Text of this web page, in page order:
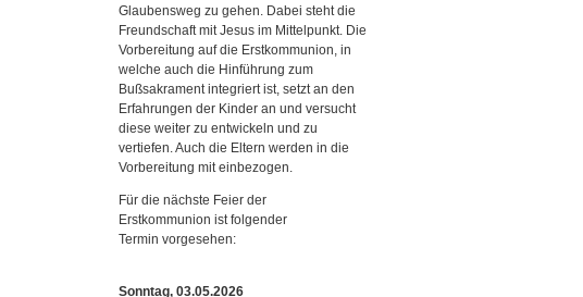
Glaubensweg zu gehen. Dabei steht die
Freundschaft mit Jesus im Mittelpunkt. Die
Vorbereitung auf die Erstkommunion, in
welche auch die Hinführung zum
Bußsakrament integriert ist, setzt an den
Erfahrungen der Kinder an und versucht
diese weiter zu entwickeln und zu
vertiefen. Auch die Eltern werden in die
Vorbereitung mit einbezogen.
Für die nächste Feier der
Erstkommunion ist folgender
Termin vorgesehen:
Sonntag, 03.05.2026